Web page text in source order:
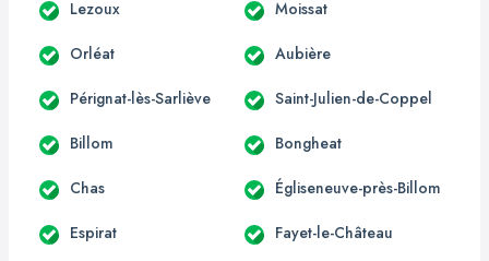
Lezoux Moissat
Orléat Aubière
Pérignat-lès-Sarliève Saint-Julien-de-Coppel
Billom Bongheat
Chas Égliseneuve-près-Billom
Espirat Fayet-le-Château